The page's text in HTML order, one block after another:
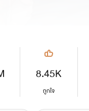
8.45K
ถูกใจ